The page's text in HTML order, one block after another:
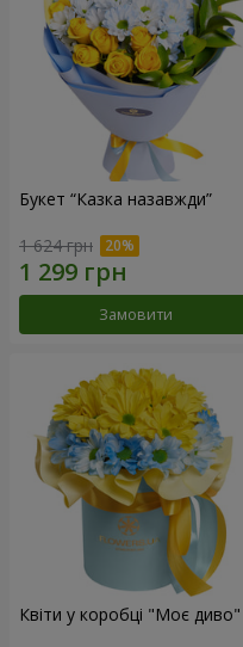
Букет “Казка назавжди”
1 624 грн
Замовити
Квіти у коробці "Моє диво"